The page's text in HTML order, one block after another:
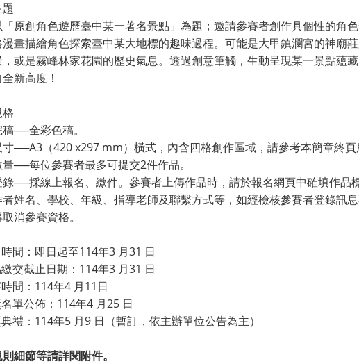
原創角色遊歷臺中某一著名景點」為題；邀請參賽者創作具個性的角
漫畫描繪角色探索臺中某大地標的趣味過程。可能是大甲鎮瀾宮的神廟
，或是霧峰林家花園的歷史氣息。透過創意筆觸，生動呈現某一景點蘊
新高度！
──全彩色稿。
──A3（420 x297 mm）橫式，內含四格創作區域，請參考本簡章終頁
──每位參賽者最多可提交2件作品。
──採線上報名、繳件。參賽者上傳作品時，請於報名網頁中確填作品
者姓名、學校、年級、指導老師及聯繫方式等，如經檢核參賽者登錄訊
消參賽資格。
間：即日起至114年3 月31 日
交截止日期：114年3 月31 日
間：114年4 月11日
單公佈：114年4 月25 日
禮：114年5 月9 日（暫訂，依主辦單位公告為主）
細節等請詳閱附件。